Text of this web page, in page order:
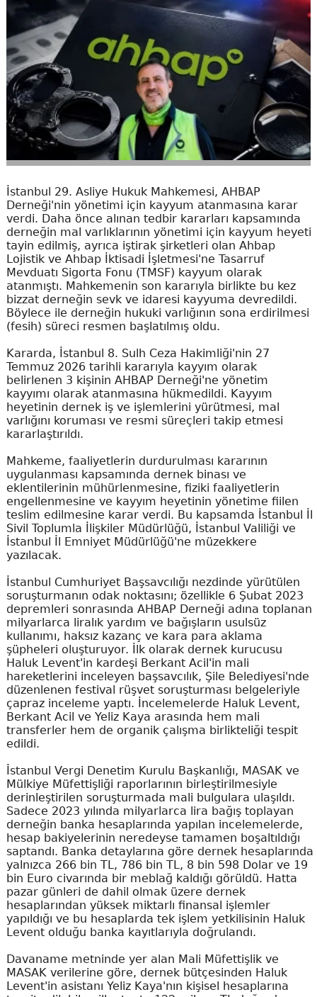
İstanbul 29. Asliye Hukuk Mahkemesi, AHBAP
Derneği'nin yönetimi için kayyum atanmasına karar
verdi. Daha önce alınan tedbir kararları kapsamında
derneğin mal varlıklarının yönetimi için kayyum heyeti
tayin edilmiş, ayrıca iştirak şirketleri olan Ahbap
Lojistik ve Ahbap İktisadi İşletmesi'ne Tasarruf
Mevduatı Sigorta Fonu (TMSF) kayyum olarak
atanmıştı. Mahkemenin son kararıyla birlikte bu kez
bizzat derneğin sevk ve idaresi kayyuma devredildi.
Böylece ile derneğin hukuki varlığının sona erdirilmesi
(fesih) süreci resmen başlatılmış oldu.
Kararda, İstanbul 8. Sulh Ceza Hakimliği'nin 27
Temmuz 2026 tarihli kararıyla kayyım olarak
belirlenen 3 kişinin AHBAP Derneği'ne yönetim
kayyımı olarak atanmasına hükmedildi. Kayyım
heyetinin dernek iş ve işlemlerini yürütmesi, mal
varlığını koruması ve resmi süreçleri takip etmesi
kararlaştırıldı.
Mahkeme, faaliyetlerin durdurulması kararının
uygulanması kapsamında dernek binası ve
eklentilerinin mühürlenmesine, fiziki faaliyetlerin
engellenmesine ve kayyım heyetinin yönetime fiilen
teslim edilmesine karar verdi. Bu kapsamda İstanbul İl
Sivil Toplumla İlişkiler Müdürlüğü, İstanbul Valiliği ve
İstanbul İl Emniyet Müdürlüğü'ne müzekkere
yazılacak.
İstanbul Cumhuriyet Başsavcılığı nezdinde yürütülen
soruşturmanın odak noktasını; özellikle 6 Şubat 2023
depremleri sonrasında AHBAP Derneği adına toplanan
milyarlarca liralık yardım ve bağışların usulsüz
kullanımı, haksız kazanç ve kara para aklama
şüpheleri oluşturuyor. İlk olarak dernek kurucusu
Haluk Levent'in kardeşi Berkant Acil'in mali
hareketlerini inceleyen başsavcılık, Şile Belediyesi'nde
düzenlenen festival rüşvet soruşturması belgeleriyle
çapraz inceleme yaptı. İncelemelerde Haluk Levent,
Berkant Acil ve Yeliz Kaya arasında hem mali
transferler hem de organik çalışma birlikteliği tespit
edildi.
İstanbul Vergi Denetim Kurulu Başkanlığı, MASAK ve
Mülkiye Müfettişliği raporlarının birleştirilmesiyle
derinleştirilen soruşturmada mali bulgulara ulaşıldı.
Sadece 2023 yılında milyarlarca lira bağış toplayan
derneğin banka hesaplarında yapılan incelemelerde,
hesap bakiyelerinin neredeyse tamamen boşaltıldığı
saptandı. Banka detaylarına göre dernek hesaplarında
yalnızca 266 bin TL, 786 bin TL, 8 bin 598 Dolar ve 19
bin Euro civarında bir meblağ kaldığı görüldü. Hatta
pazar günleri de dahil olmak üzere dernek
hesaplarından yüksek miktarlı finansal işlemler
yapıldığı ve bu hesaplarda tek işlem yetkilisinin Haluk
Levent olduğu banka kayıtlarıyla doğrulandı.
Davaname metninde yer alan Mali Müfettişlik ve
MASAK verilerine göre, dernek bütçesinden Haluk
Levent'in asistanı Yeliz Kaya'nın kişisel hesaplarına